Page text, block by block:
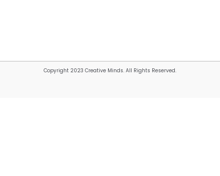
Copyright 2023 Creative Minds. All Rights Reserved.